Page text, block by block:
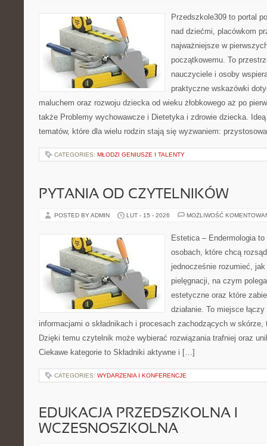
Przedszkole309 to portal
nad dziećmi, placówkom
najważniejsze w
początkowemu. To
nauczyciele i osoby
praktyczne wskazówki
maluchem oraz rozwoju dziecka od wieku żłobkowego aż po
także Problemy wychowawcze i Dietetyka i zdrowie dziecka.
tematów, które dla wielu rodzin stają się wyzwaniem:
CATEGORIES: MŁODZI GENIUSZE I TALENTY
PYTANIA OD CZYTELNIKÓW
POSTED BY ADMIN LUT - 15 - 2026 MOŻLIWOŚĆ
Estetica – Endermologia
osobach, które chcą
jednocześnie rozumieć, jak
pielęgnacji, na czym
estetyczne oraz które
działanie. To miejsce
informacjami o składnikach i procesach zachodzących w
Dzięki temu czytelnik może wybierać rozwiązania trafniej oraz
Ciekawe kategorie to Składniki aktywne i […]
CATEGORIES: WYDARZENIA I KONFERENCJE
EDUKACJA PRZEDSZKOLNA I
WCZESNOSZKOLNA